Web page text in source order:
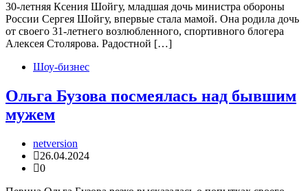
30-летняя Ксения Шойгу, младшая дочь министра обороны
России Сергея Шойгу, впервые стала мамой. Она родила дочь
от своего 31-летнего возлюбленного, спортивного блогера
Алексея Столярова. Радостной […]
Шоу-бизнес
Ольга Бузова посмеялась над бывшим
мужем
netversion
26.04.2024
0